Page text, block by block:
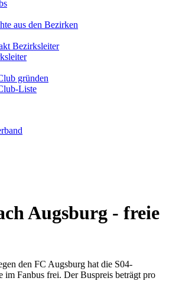
aus den Bezirken
Bezirksleiter
gründen
Liste
Augsburg - freie
den FC Augsburg hat die S04-
im Fanbus frei. Der Buspreis beträgt pro